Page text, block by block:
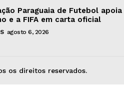
Paraguaia de Futebol apoia
e a FIFA em carta oficial
agosto 6, 2026
os direitos reservados.